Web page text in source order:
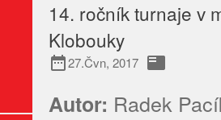
14. ročník turnaje v
Klobouky
date_range27.Čvn, 2017 featured_play_list
Autor: Radek